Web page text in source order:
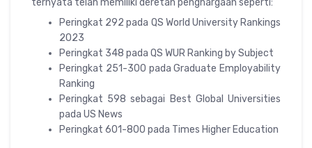
ternyata telah memiliki deretan penghargaan seperti:
Peringkat 292 pada QS World University Rankings
2023
Peringkat 348 pada QS WUR Ranking by Subject
Peringkat 251-300 pada Graduate Employability
Ranking
Peringkat 598 sebagai Best Global Universities
pada US News
Peringkat 601-800 pada Times Higher Education